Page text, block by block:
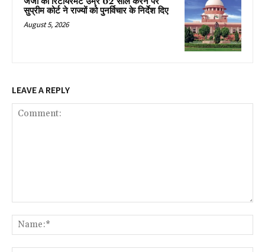
सुप्रीम कोर्ट ने राज्यों को पुनर्विचार के निर्देश दिए
August 5, 2026
LEAVE A REPLY